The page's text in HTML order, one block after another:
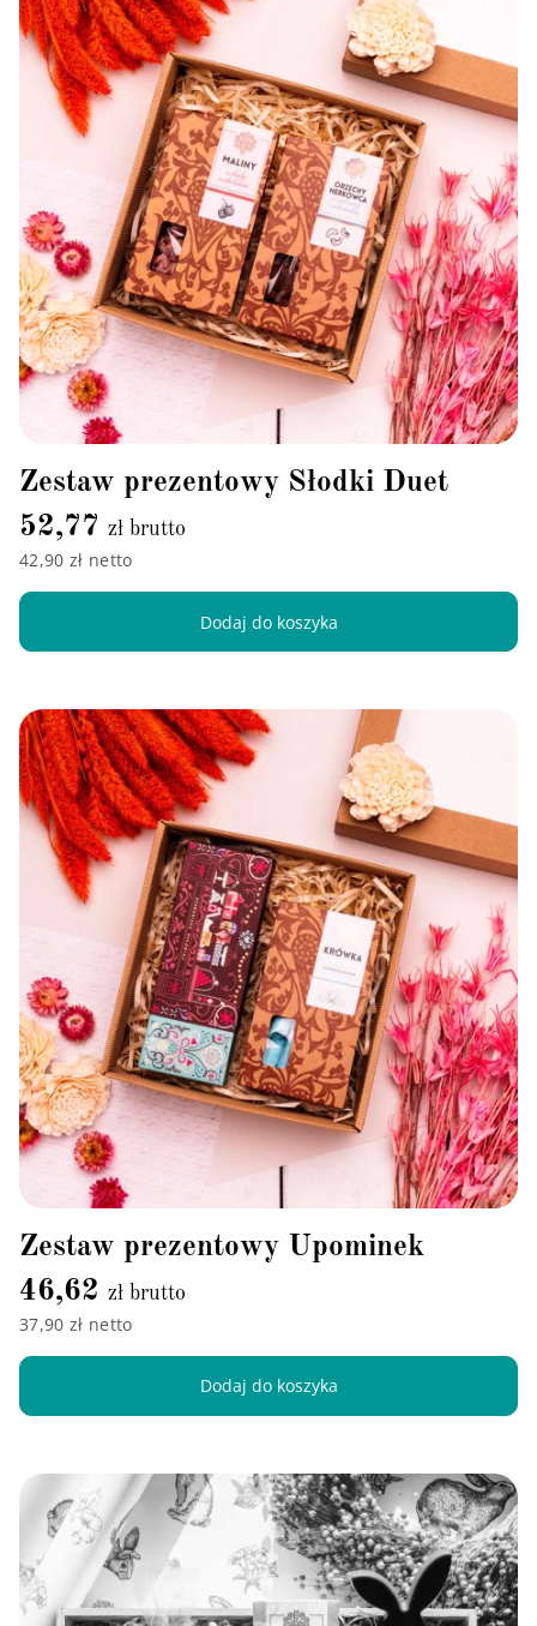
Zestaw prezentowy Słodki Duet
52,77 zł brutto
42,90 zł netto
Dodaj do koszyka
Zestaw prezentowy Upominek
46,62 zł brutto
37,90 zł netto
Dodaj do koszyka